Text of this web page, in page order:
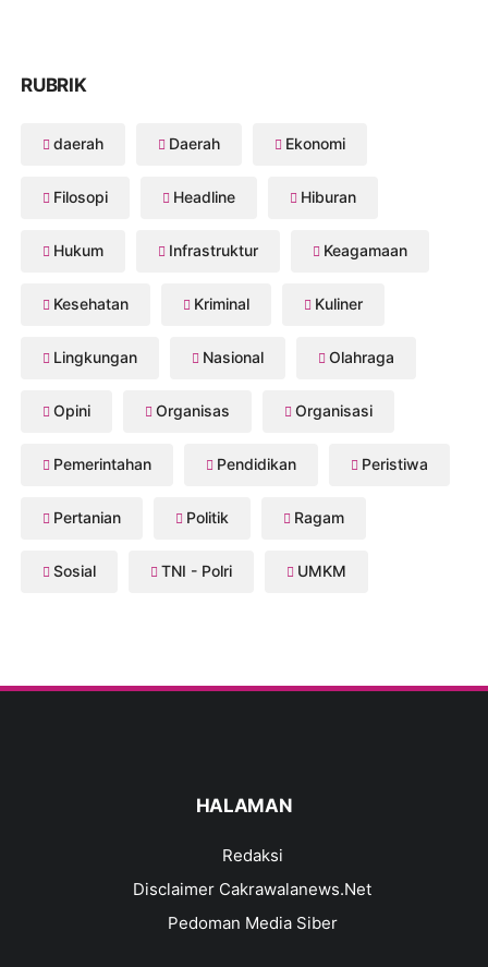
RUBRIK
daerah Daerah Ekonomi
Filosopi Headline Hiburan
Hukum Infrastruktur Keagamaan
Kesehatan Kriminal Kuliner
Lingkungan Nasional Olahraga
Opini Organisas Organisasi
Pemerintahan Pendidikan Peristiwa
Pertanian Politik Ragam
Sosial TNI - Polri UMKM
HALAMAN
Redaksi
Disclaimer Cakrawalanews.Net
Pedoman Media Siber